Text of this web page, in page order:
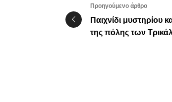
Προηγούμενο άρθρο
Παιχνίδι μυστηρίου
της πόλης των